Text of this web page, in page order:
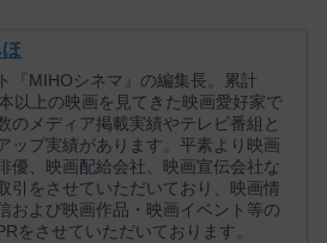
『MIHOシネマ』の編集長。累計
以上の映画を見てきた映画愛好家で
のメディア掲載実績やテレビ番組と
ップ実績があります。平素より映画
優、映画配給会社、映画宣伝会社な
引をさせていただいており、映画情
および映画作品・映画イベント等の
をさせていただいております。